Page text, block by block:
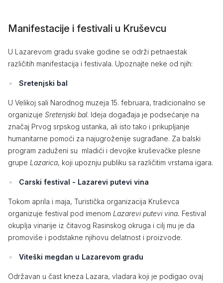
Manifestacije i festivali u Kruševcu
U Lazarevom gradu svake godine se održi petnaestak
različitih manifestacija i festivala. Upoznajte neke od njih:
Sretenjski bal
U Velikoj sali Narodnog muzeja 15. februara, tradicionalno se
organizuje Sretenjski bal. Ideja događaja je podsećanje na
značaj Prvog srpskog ustanka, ali isto tako i prikupljanje
humanitarne pomoći za najugroženije sugrađane. Za balski
program zaduženi su mladići i devojke kruševačke plesne
grupe Lazarica, koji upoznju publiku sa različitim vrstama igara.
Carski festival - Lazarevi putevi vina
Tokom aprila i maja, Turistička organizacija Kruševca
organizuje festival pod imenom Lazarevi putevi vina. Festival
okuplja vinarije iz čitavog Rasinskog okruga i cilj mu je da
promoviše i podstakne njihovu delatnost i proizvode.
Viteški megdan u Lazarevom gradu
Održavan u čast kneza Lazara, vladara koji je podigao ovaj